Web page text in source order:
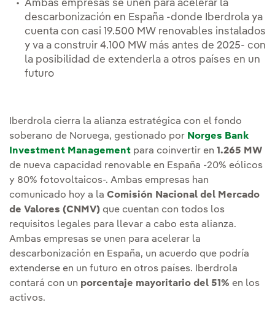
Ambas empresas se unen para acelerar la
descarbonización en España -donde Iberdrola ya
cuenta con casi 19.500 MW renovables instalados
y va a construir 4.100 MW más antes de 2025- con
la posibilidad de extenderla a otros países en un
futuro
Iberdrola cierra la alianza estratégica con el fondo
soberano de Noruega, gestionado por Norges Bank
Investment Management para coinvertir en 1.265 MW
de nueva capacidad renovable en España -20% eólicos
y 80% fotovoltaicos-. Ambas empresas han
comunicado hoy a la Comisión Nacional del Mercado
de Valores (CNMV) que cuentan con todos los
requisitos legales para llevar a cabo esta alianza.
Ambas empresas se unen para acelerar la
descarbonización en España, un acuerdo que podría
extenderse en un futuro en otros países. Iberdrola
contará con un porcentaje mayoritario del 51% en los
activos.